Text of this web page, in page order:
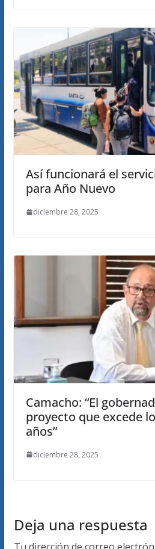
Así funcionará el
para Año Nuevo
diciembre 28, 2025
Camacho: “El
proyecto que excede
años”
diciembre 28, 2025
Deja una respuesta